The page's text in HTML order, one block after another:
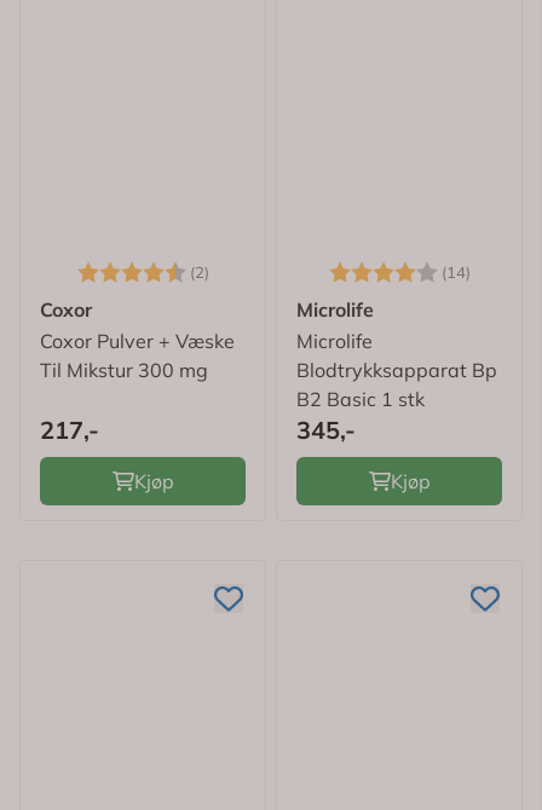
Karakter: (2)
4.5 av 5 mulige
Coxor
Coxor Pulver + Væske
Til Mikstur 300 mg
217,-
Kjøp
Karakter: (14)
Microlife
Microlife
Blodtrykksapparat Bp
B2 Basic 1 stk
345,-
Kjøp